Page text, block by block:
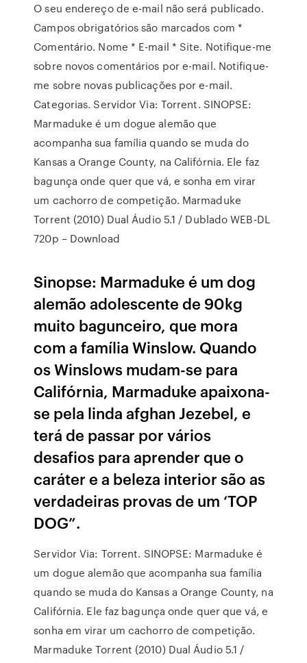
O seu endereço de e-mail não será publicado.
Campos obrigatórios são marcados com *
Comentário. Nome * E-mail * Site. Notifique-me
sobre novos comentários por e-mail. Notifique-
me sobre novas publicações por e-mail.
Categorias. Servidor Via: Torrent. SINOPSE:
Marmaduke é um dogue alemão que
acompanha sua família quando se muda do
Kansas a Orange County, na Califórnia. Ele faz
bagunça onde quer que vá, e sonha em virar
um cachorro de competição. Marmaduke
Torrent (2010) Dual Áudio 5.1 / Dublado WEB-DL
720p – Download
Sinopse: Marmaduke é um dog
alemão adolescente de 90kg
muito bagunceiro, que mora
com a família Winslow. Quando
os Winslows mudam-se para
Califórnia, Marmaduke apaixona-
se pela linda afghan Jezebel, e
terá de passar por vários
desafios para aprender que o
caráter e a beleza interior são as
verdadeiras provas de um ‘TOP
DOG”.
Servidor Via: Torrent. SINOPSE: Marmaduke é
um dogue alemão que acompanha sua família
quando se muda do Kansas a Orange County, na
Califórnia. Ele faz bagunça onde quer que vá, e
sonha em virar um cachorro de competição.
Marmaduke Torrent (2010) Dual Áudio 5.1 /